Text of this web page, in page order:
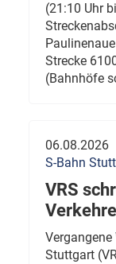
(21:10 Uhr
Strecke
(Bahnhöfe
06.08.2026
S-Bahn
VRS
Vergangene
Stuttgart